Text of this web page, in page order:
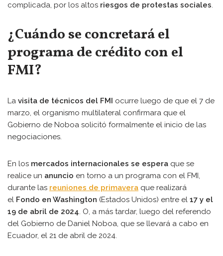
complicada, por los altos riesgos de protestas sociales.
¿Cuándo se concretará el
programa de crédito con el
FMI?
La visita de técnicos del FMI ocurre luego de que el 7 de
marzo, el organismo multilateral confirmara que el
Gobierno de Noboa solicitó formalmente el inicio de las
negociaciones.
En los mercados internacionales se espera que se
realice un anuncio en torno a un programa con el FMI,
durante las reuniones de primavera que realizará
el Fondo en Washington (Estados Unidos) entre el 17 y el
19 de abril de 2024. O, a más tardar, luego del referendo
del Gobierno de Daniel Noboa, que se llevará a cabo en
Ecuador, el 21 de abril de 2024.